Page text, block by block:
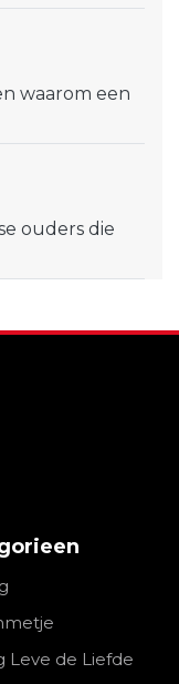
waarom een
ouders die
Leve de Liefde